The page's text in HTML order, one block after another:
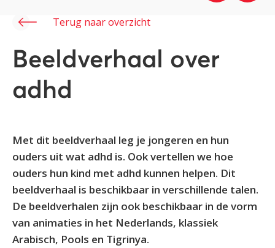
Terug naar overzicht
Beeldverhaal over
adhd
Met dit beeldverhaal leg je jongeren en hun
ouders uit wat adhd is. Ook vertellen we hoe
ouders hun kind met adhd kunnen helpen. Dit
beeldverhaal is beschikbaar in verschillende talen.
De beeldverhalen zijn ook beschikbaar in de vorm
van animaties in het Nederlands, klassiek
Arabisch, Pools en Tigrinya.